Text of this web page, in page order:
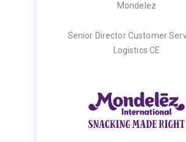
Mondelez
Senior Director Customer
Logistics CE